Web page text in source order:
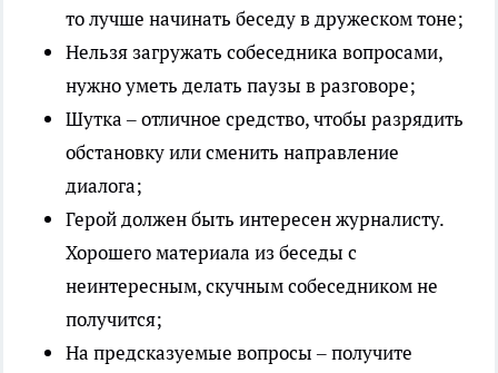
то лучше начинать беседу в дружеском тоне;
Нельзя загружать собеседника вопросами,
нужно уметь делать паузы в разговоре;
Шутка – отличное средство, чтобы разрядить
обстановку или сменить направление
диалога;
Герой должен быть интересен журналисту.
Хорошего материала из беседы с
неинтересным, скучным собеседником не
получится;
На предсказуемые вопросы – получите